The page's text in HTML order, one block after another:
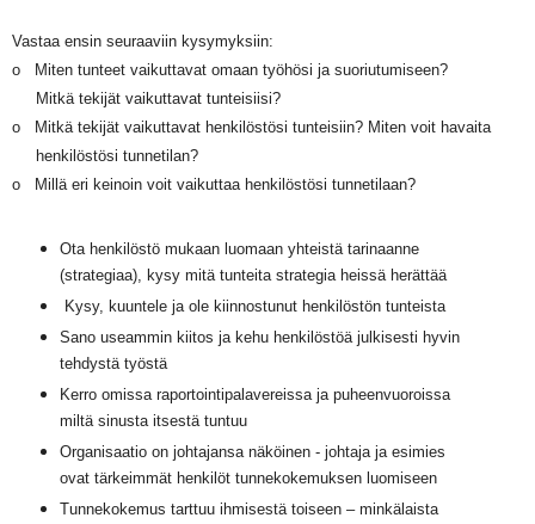
Vastaa ensin seuraaviin kysymyksiin:
o Miten tunteet vaikuttavat omaan työhösi ja suoriutumiseen?
Mitkä tekijät vaikuttavat tunteisiisi?
o Mitkä tekijät vaikuttavat henkilöstösi tunteisiin? Miten voit havaita
henkilöstösi tunnetilan?
o Millä eri keinoin voit vaikuttaa henkilöstösi tunnetilaan?
Ota henkilöstö mukaan luomaan yhteistä tarinaanne
(strategiaa), kysy mitä tunteita strategia heissä herättää
Kysy, kuuntele ja ole kiinnostunut henkilöstön tunteista
Sano useammin kiitos ja kehu henkilöstöä julkisesti hyvin
tehdystä työstä
Kerro omissa raportointipalavereissa ja puheenvuoroissa
miltä sinusta itsestä tuntuu
Organisaatio on johtajansa näköinen - johtaja ja esimies
ovat tärkeimmät henkilöt tunnekokemuksen luomiseen
Tunnekokemus tarttuu ihmisestä toiseen – minkälaista